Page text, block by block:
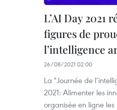
L’AI Day 2021
figures de
l’intelligence
26/08/2021 02:00
La "Journée de
2021: Alimenter les
organisée en ligne les